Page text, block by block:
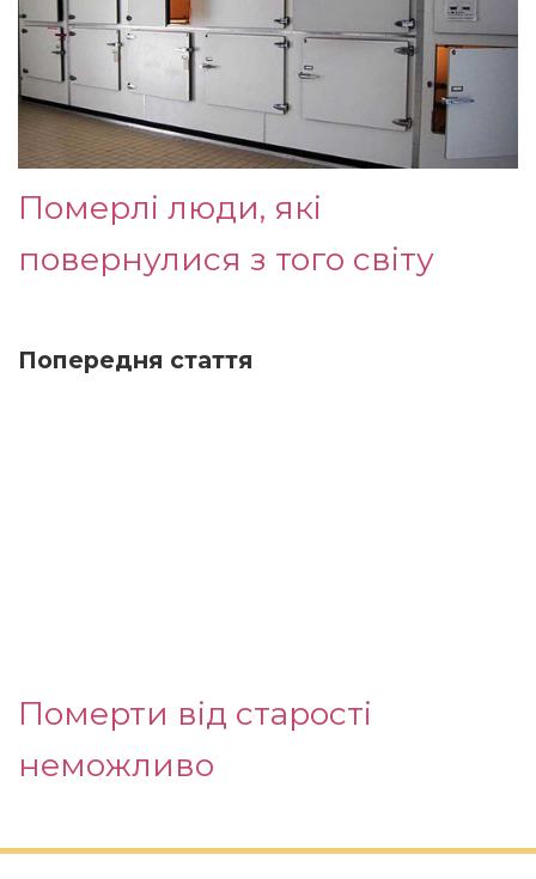
Померлі люди, які
повернулися з того світу
Попередня стаття
Померти від старості
неможливо